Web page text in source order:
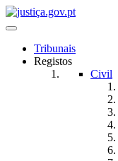
Toggle navigation
Tribunais
Registos
Civil